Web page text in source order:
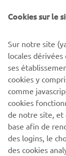
Quinn de
Lenthe
Vince de
Arne de
Cookies sur le
Sur notre site
locales
ses
cookies y
comme
cookies
de notre site, et
base afin de
des logins, le
des cookies